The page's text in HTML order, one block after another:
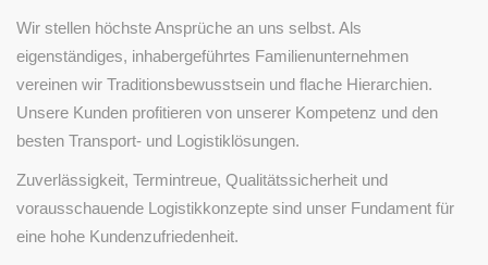
Wir stellen höchste Ansprüche an uns selbst. Als
eigenständiges, inhabergeführtes Familienunternehmen
vereinen wir Traditionsbewusstsein und flache Hierarchien.
Unsere Kunden profitieren von unserer Kompetenz und den
besten Transport- und Logistiklösungen.
Zuverlässigkeit, Termintreue, Qualitätssicherheit und
vorausschauende Logistikkonzepte sind unser Fundament für
eine hohe Kundenzufriedenheit.